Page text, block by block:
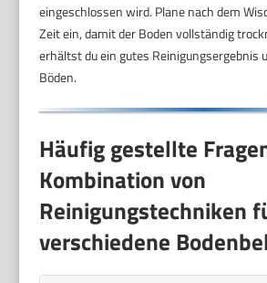
eingeschlossen wird. Plane nach dem
Zeit ein, damit der Boden vollständig
erhältst du ein gutes Reinigungsergebnis
Böden.
Häufig gestellte
Kombination von
Reinigungstechniken
verschiedene